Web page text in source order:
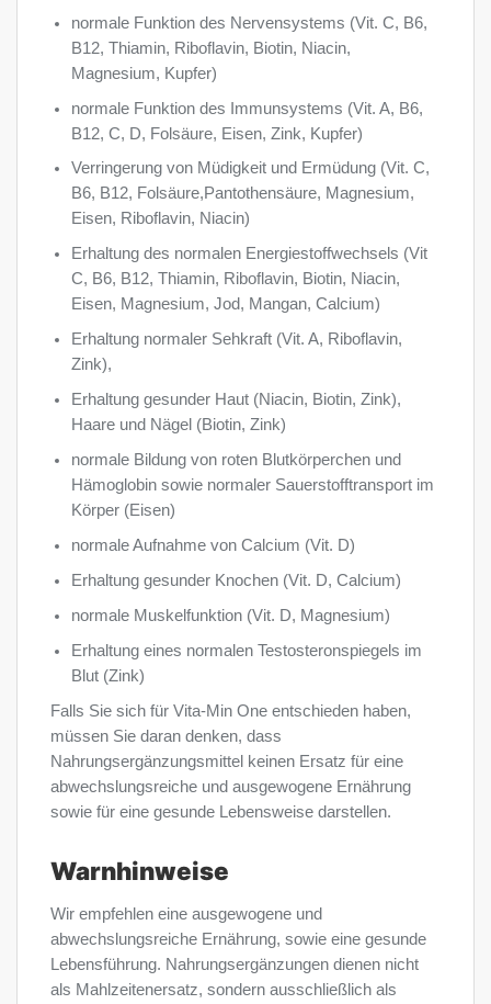
normale Funktion des Nervensystems (Vit. C, B6,
B12, Thiamin, Riboflavin, Biotin, Niacin,
Magnesium, Kupfer)
normale Funktion des Immunsystems (Vit. A, B6,
B12, C, D, Folsäure, Eisen, Zink, Kupfer)
Verringerung von Müdigkeit und Ermüdung (Vit. C,
B6, B12, Folsäure,Pantothensäure, Magnesium,
Eisen, Riboflavin, Niacin)
Erhaltung des normalen Energiestoffwechsels (Vit
C, B6, B12, Thiamin, Riboflavin, Biotin, Niacin,
Eisen, Magnesium, Jod, Mangan, Calcium)
Erhaltung normaler Sehkraft (Vit. A, Riboflavin,
Zink),
Erhaltung gesunder Haut (Niacin, Biotin, Zink),
Haare und Nägel (Biotin, Zink)
normale Bildung von roten Blutkörperchen und
Hämoglobin sowie normaler Sauerstofftransport im
Körper (Eisen)
normale Aufnahme von Calcium (Vit. D)
Erhaltung gesunder Knochen (Vit. D, Calcium)
normale Muskelfunktion (Vit. D, Magnesium)
Erhaltung eines normalen Testosteronspiegels im
Blut (Zink)
Falls Sie sich für Vita-Min One entschieden haben,
müssen Sie daran denken, dass
Nahrungsergänzungsmittel keinen Ersatz für eine
abwechslungsreiche und ausgewogene Ernährung
sowie für eine gesunde Lebensweise darstellen.
Warnhinweise
Wir empfehlen eine ausgewogene und
abwechslungsreiche Ernährung, sowie eine gesunde
Lebensführung. Nahrungsergänzungen dienen nicht
als Mahlzeitenersatz, sondern ausschließlich als